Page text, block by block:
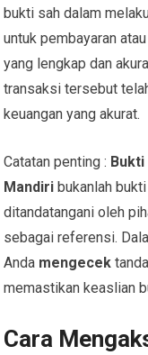
bukti sah dalam
untuk pembayaran
yang lengkap dan
transaksi tersebut
keuangan yang akurat.
Catatan penting :
Mandiri bukanlah
ditandatangani oleh
sebagai referensi.
Anda mengecek
memastikan keaslian
Cara